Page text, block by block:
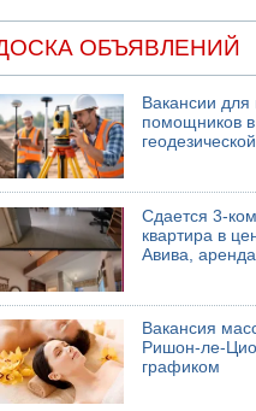
ОБЪЯВЛЕНИЙ
Вакансии для
помощников
Сдается 3-
квартира в
Авива,
Вакансия
Ришон-ле-
графиком